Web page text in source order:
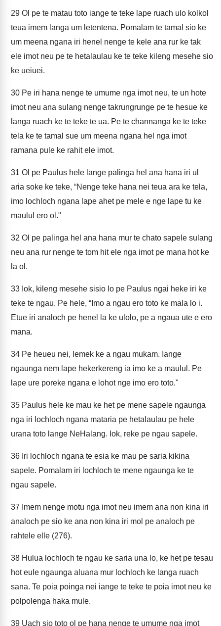
29 Ol pe te matau toto iange te teke lape ruach ulo kolkol
teua imem langa um letentena. Pomalam te tamal sio ke
um meena ngana iri henel nenge te kele ana rur ke tak
ele imot neu pe te hetalaulau ke te teke kileng mesehe sio
ke ueiuei.
30 Pe iri hana nenge te umume nga imot neu, te un hote
imot neu ana sulang nenge takrungrunge pe te hesue ke
langa ruach ke te teke te ua. Pe te channanga ke te teke
tela ke te tamal sue um meena ngana hel nga imot
ramana pule ke rahit ele imot.
31 Ol pe Paulus hele lange palinga hel ana hana iri ul
aria soke ke teke, “Nenge teke hana nei teua ara ke tela,
imo lochloch ngana lape ahet pe mele e nge lape tu ke
maulul ero ol."
32 Ol pe palinga hel ana hana mur te chato sapele sulang
neu ana rur nenge te tom hit ele nga imot pe mana hot ke
la ol.
33 Iok, kileng mesehe sisio lo pe Paulus ngai heke iri ke
teke te ngau. Pe hele, “Imo a ngau ero toto ke mala lo i.
Etue iri analoch pe henel la ke ulolo, pe a ngaua ute e ero
mana.
34 Pe heueu nei, lemek ke a ngau mukam. Iange
ngaunga nem lape hekerkereng ia imo ke a maulul. Pe
lape ure poreke ngana e lohot nge imo ero toto."
35 Paulus hele ke mau ke het pe mene sapele ngaunga
nga iri lochloch ngana mataria pe hetalaulau pe hele
urana toto lange NeHalang. Iok, reke pe ngau sapele.
36 Iri lochloch ngana te esia ke mau pe saria kikina
sapele. Pomalam iri lochloch te mene ngaunga ke te
ngau sapele.
37 Imem nenge motu nga imot neu imem ana non kina iri
analoch pe sio ke ana non kina iri mol pe analoch pe
rahtele elle (276).
38 Hulua lochloch te ngau ke saria una lo, ke het pe tesau
hot eule ngaunga aluana mur lochloch ke langa ruach
sana. Te poia poinga nei iange te teke te poia imot neu ke
polpolenga haka mule.
39 Uach sio toto ol pe hana nenge te umume nga imot